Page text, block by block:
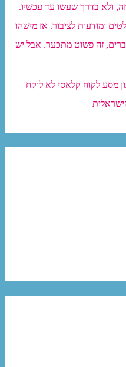
ולא בדרך שעשו עד עכשיו.
ומודעות לציבור. אז מישהו
זה פשוט מתכער. אבל יש
מסע לקוח קלאסי לא לוקח